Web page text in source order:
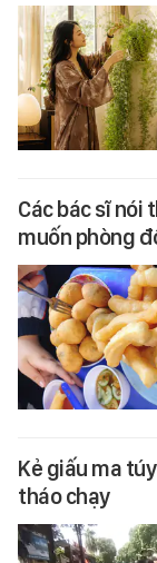
Các bác sĩ nói
muốn phòng
Kẻ giấu ma
tháo chạy